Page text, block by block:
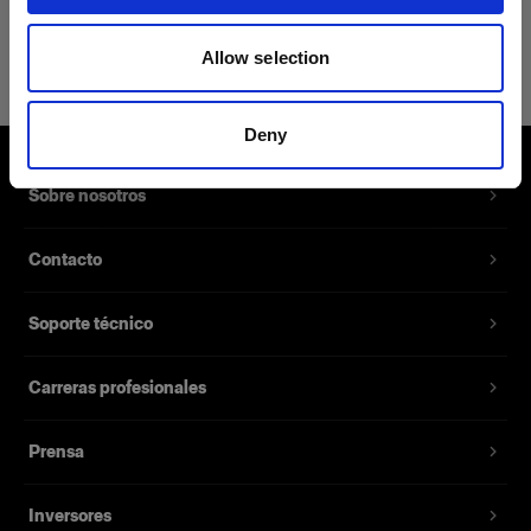
Allow selection
Deny
Explora modificadores de luz
reacondicionados aquí
Sobre nosotros
Contacto
Soporte técnico
Carreras profesionales
Prensa
Inversores